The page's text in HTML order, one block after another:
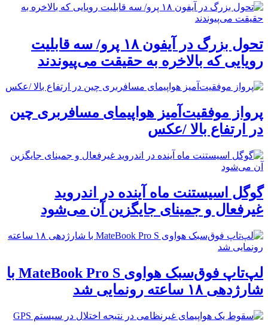
تحول بزرگ در آیفون ۱۸ پرو/ سه قابلیت
رویایی که بالاخره به حقیقت می‌پیوندند
پرواز موفقیت‌آمیز هواپیمای مسافربری چین
در ارتفاع بالا /عکس
گوگل اسیستنت ماه آینده در اندروید
غیرفعال و جمینای جایگزین آن می‌شود
لپ‌تاپ فوق‌سبک هواوی MateBook Pro S با
شارژدهی ۱۸ ساعته رونمایی شد